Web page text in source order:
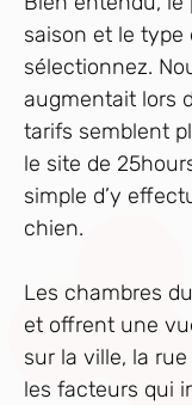
saison et le
sélectionnez.
augmentait lors
tarifs semblent
le site de
simple d’y
chien.
Les chambres
et offrent une
sur la ville, la
les facteurs qui